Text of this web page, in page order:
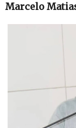
Marcelo